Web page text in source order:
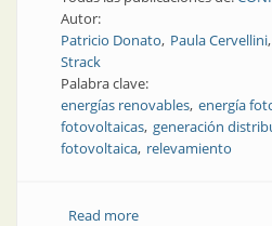
Autor:
Patricio Donato Paula Cervellini
Strack
Palabra clave:
energías renovables energía
fotovoltaicas generación
fotovoltaica relevamiento
Read moreabout Energía